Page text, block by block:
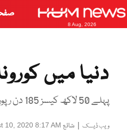
8 Aug, 2026
دنیا میں کورونا
پہلے 50 لاکھ کیسز 185 دن رپورٹ ہوئے جبکہ آخری 50 لاکھ کیسز صرف 18 دنوں میں سامنے آئے
ویب ڈیسک | شائع 10, 2020 8:17 AM